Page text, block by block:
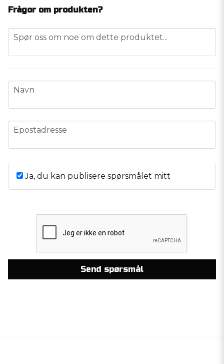
Frågor om produkten?
question
Spør oss om noe om dette produktet...
name
Navn
email
Epostadresse
Ja, du kan publisere spørsmålet mitt
Send spørsmål